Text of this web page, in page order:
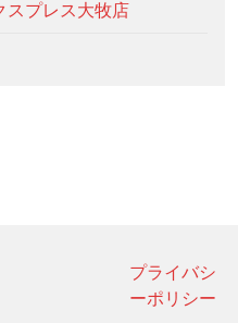
スプレス大牧店
プライバシ
ーポリシー